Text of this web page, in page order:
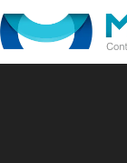
to
content